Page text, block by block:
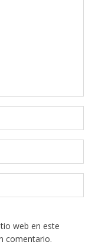
web en este
comentario.